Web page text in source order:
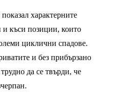
характерните
къси позиции, които
циклични спадове.
и без прибързано
да се твърди, че